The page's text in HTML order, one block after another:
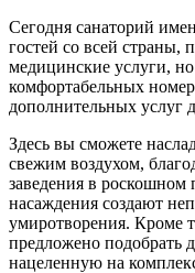
Сегодня санаторий
гостей со всей страны,
медицинские услуги,
комфортабельных
дополнительных услуг
Здесь вы сможете
свежим воздухом,
заведения в роскошном
насаждения создают
умиротворения. Кроме
предложено подобрать
нацеленную на